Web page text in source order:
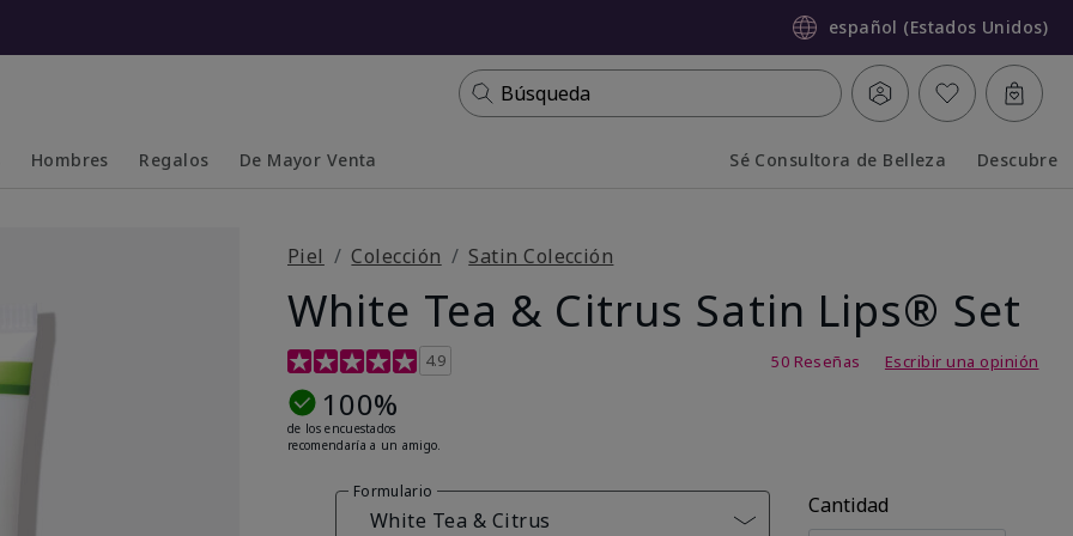
español (Estados Unidos)
Búsqueda
Hombres Regalos De Mayor Venta Sé Consultora de Belleza Descubre
Piel Colección Satin Colección
White Tea & Citrus Satin Lips® Set
Calificación de clientes de 4,7 de 5
4.9 50 Reseñas Escribir una opinión
100%
de los encuestados
recomendaría a un amigo.
Formulario
White Tea & Citrus
Cantidad